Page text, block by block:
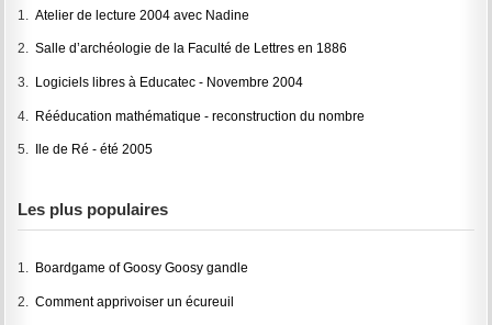
1.Atelier de lecture 2004 avec Nadine
2.Salle d’archéologie de la Faculté de Lettres en 1886
3. Logiciels libres à Educatec - Novembre 2004
4. Rééducation mathématique - reconstruction du nombre
5. Ile de Ré - été 2005
Les plus populaires
1. Boardgame of Goosy Goosy gandle
2.Comment apprivoiser un écureuil